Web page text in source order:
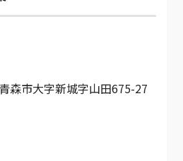
森市大字新城字山田675-27